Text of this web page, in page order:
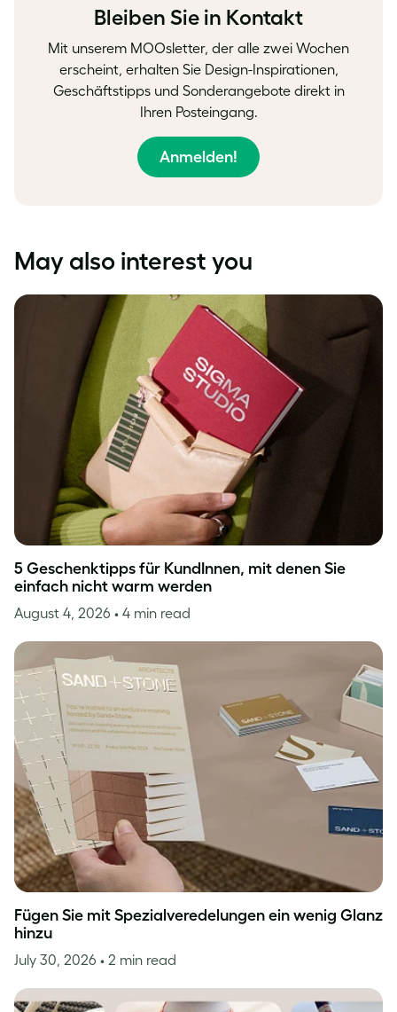
Bleiben Sie in Kontakt
Mit unserem MOOsletter, der alle zwei Wochen
erscheint, erhalten Sie Design-Inspirationen,
Geschäftstipps und Sonderangebote direkt in
Ihren Posteingang.
Anmelden!
May also interest you
5 Geschenktipps für KundInnen, mit denen Sie
einfach nicht warm werden
August 4, 2026 • 4 min read
Fügen Sie mit Spezialveredelungen ein wenig Glanz
hinzu
July 30, 2026 • 2 min read